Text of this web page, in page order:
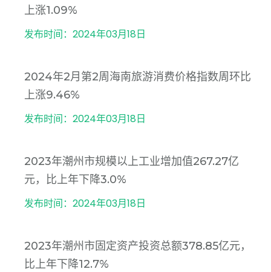
上涨1.09%
发布时间：2024年03月18日
2024年2月第2周海南旅游消费价格指数周环比
上涨9.46%
发布时间：2024年03月18日
2023年潮州市规模以上工业增加值267.27亿
元，比上年下降3.0%
发布时间：2024年03月18日
2023年潮州市固定资产投资总额378.85亿元，
比上年下降12.7%